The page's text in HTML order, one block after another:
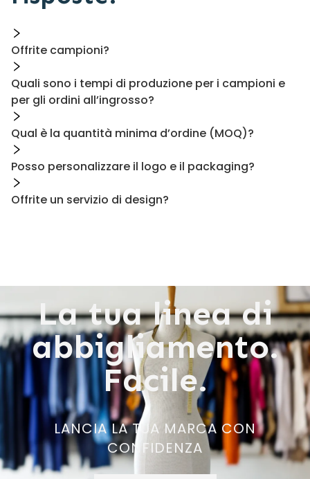
Offrite campioni?
Quali sono i tempi di produzione per i campioni e
per gli ordini all’ingrosso?
Qual è la quantità minima d’ordine (MOQ)?
Posso personalizzare il logo e il packaging?
Offrite un servizio di design?
La tua linea di
abbigliamento.
Facile.
LANCIA LA TUA MARCA CON
CONFIDENZA